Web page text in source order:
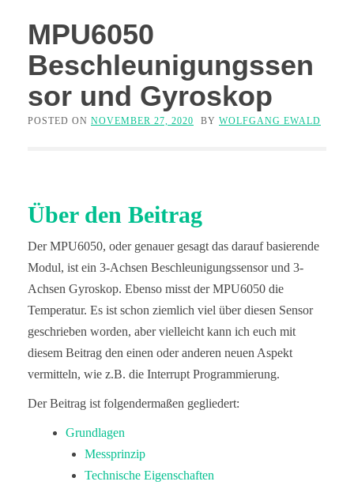
MPU6050
Beschleunigungssen
sor und Gyroskop
POSTED ON NOVEMBER 27, 2020 BY WOLFGANG EWALD
Über den Beitrag
Der MPU6050, oder genauer gesagt das darauf basierende
Modul, ist ein 3-Achsen Beschleunigungssensor und 3-
Achsen Gyroskop. Ebenso misst der MPU6050 die
Temperatur. Es ist schon ziemlich viel über diesen Sensor
geschrieben worden, aber vielleicht kann ich euch mit
diesem Beitrag den einen oder anderen neuen Aspekt
vermitteln, wie z.B. die Interrupt Programmierung.
Der Beitrag ist folgendermaßen gegliedert:
Grundlagen
Messprinzip
Technische Eigenschaften